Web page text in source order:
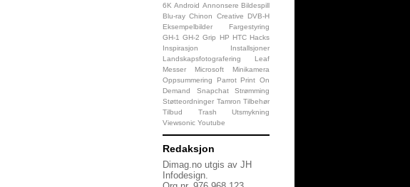
6K Android Annonsere Bildespill
Blu-ray Chinon Creative
DVB-H
Eksempelbilder
Fargestyring
GH-1 GH-2 Grip HP HTC Hacks
Inspirasjon
Installsjoner
Landskapsfotografering
Leaf
Messer
Microsoft
Minikamera
Oppsummering
Parrot Print On
Demand
Snapchat
Strømming
Støtteordninger Tamron Tilbehør
Tilbud
Trash
Utsmykning
Viewsonic Youtube
Redaksjon
Dimag.no utgis av JH
Infodesign.